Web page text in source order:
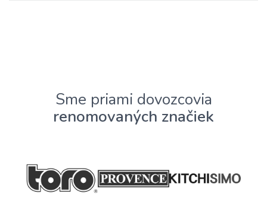
Sme priami dovozcovia
renomovaných značiek